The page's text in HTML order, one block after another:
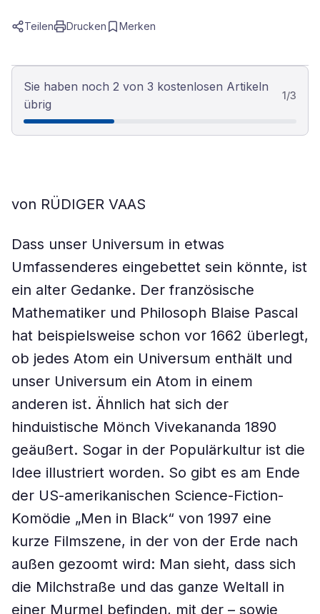
Teilen Drucken Merken
Sie haben noch 2 von 3 kostenlosen Artikeln
übrig
1/3
von RÜDIGER VAAS
Dass unser Universum in etwas
Umfassenderes eingebettet sein könnte, ist
ein alter Gedanke. Der französische
Mathematiker und Philosoph Blaise Pascal
hat beispielsweise schon vor 1662 überlegt,
ob jedes Atom ein Universum enthält und
unser Universum ein Atom in einem
anderen ist. Ähnlich hat sich der
hinduistische Mönch Vivekananda 1890
geäußert. Sogar in der Populärkultur ist die
Idee illustriert worden. So gibt es am Ende
der US-amerikanischen Science-Fiction-
Komödie „Men in Black“ von 1997 eine
kurze Filmszene, in der von der Erde nach
außen gezoomt wird: Man sieht, dass sich
die Milchstraße und das ganze Weltall in
einer Murmel befinden, mit der – sowie